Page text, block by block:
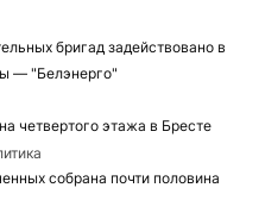
бригад задействовано в
— "Белэнерго"
четвертого этажа в Бресте
собрана почти половина